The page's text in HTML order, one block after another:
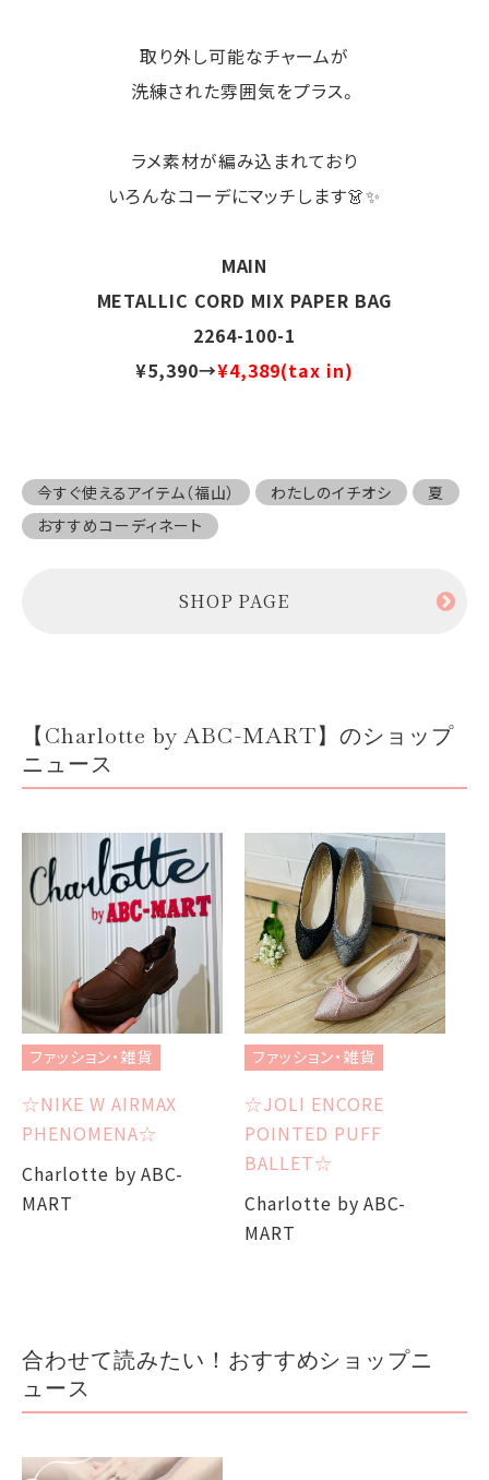
取り外し可能なチャームが
洗練された雰囲気をプラス。
ラメ素材が編み込まれており
いろんなコーデにマッチします👗✨
MAIN
METALLIC CORD MIX PAPER BAG
2264-100-1
¥5,390→¥4,389(tax in)
今すぐ使えるアイテム（福山） わたしのイチオシ
夏
おすすめコーディネート
SHOP PAGE
【Charlotte by ABC-MART】のショップ
ニュース
ファッション・雑貨
☆NIKE W AIRMAX
PHENOMENA☆
Charlotte by ABC-
MART
ファッション・雑貨
☆JOLI ENCORE
POINTED PUFF
BALLET☆
Charlotte by ABC-
MART
合わせて読みたい！おすすめショップニ
ュース